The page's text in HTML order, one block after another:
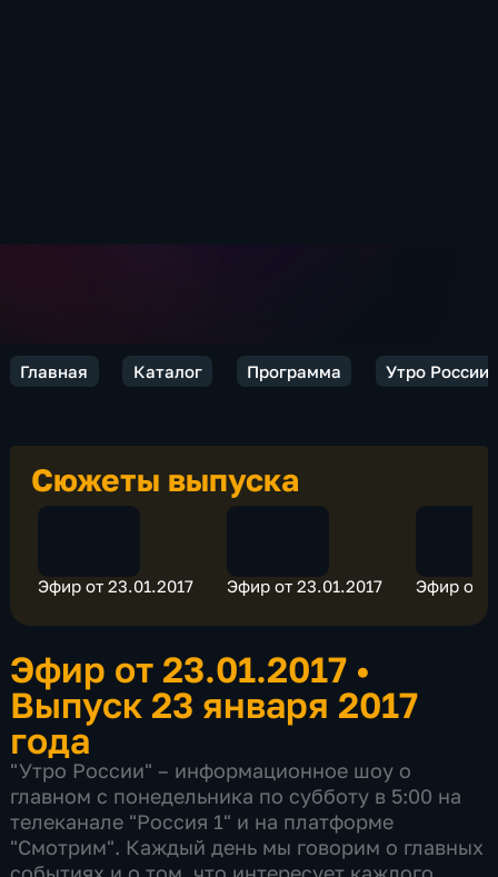
Главная Каталог Программа Утро России
Сюжеты выпуска
Эфир от 23.01.2017 Эфир от 23.01.2017 Эфир от
Эфир от 23.01.2017 •
Выпуск 23 января 2017
года
"Утро России" – информационное шоу о
главном с понедельника по субботу в 5:00 на
телеканале "Россия 1" и на платформе
"Смотрим". Каждый день мы говорим о главных